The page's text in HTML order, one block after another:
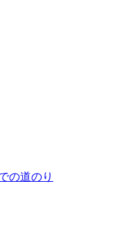
の道のり